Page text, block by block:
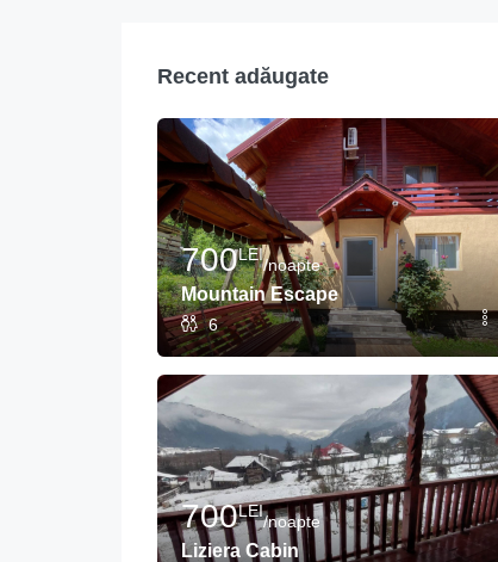
Recent adăugate
700LEI
/noapte
Mountain Escape
6
700LEI
/noapte
Liziera Cabin